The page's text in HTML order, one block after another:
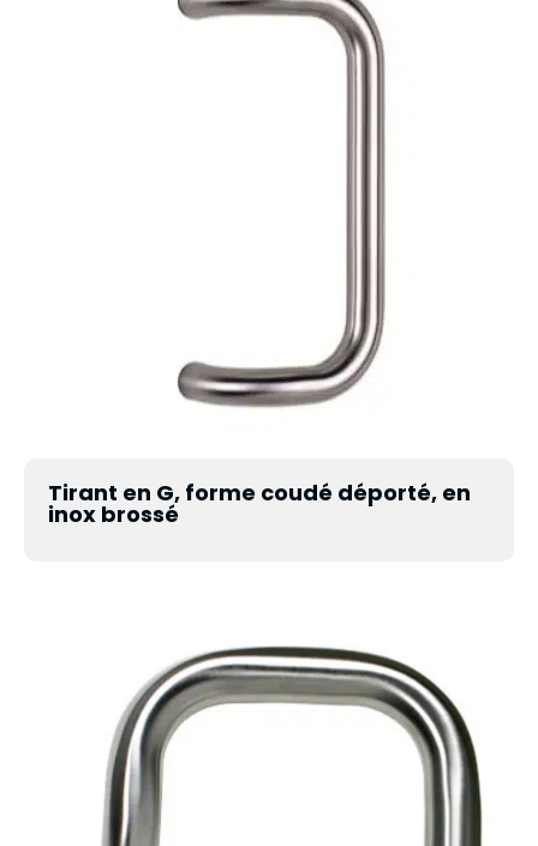
Tirant en G, forme coudé déporté, en
inox brossé